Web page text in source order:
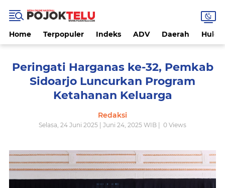
Home Terpopuler Indeks ADV Daerah
Peringati Harganas ke-32, Pemkab
Sidoarjo Luncurkan Program
Ketahanan Keluarga
Redaksi
Selasa, 24 Juni 2025 | Juni 24, 2025 WIB | 0 Views